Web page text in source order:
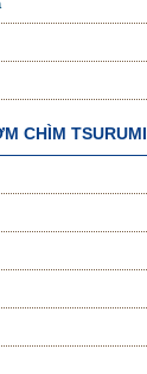
CHÌM TSURUMI